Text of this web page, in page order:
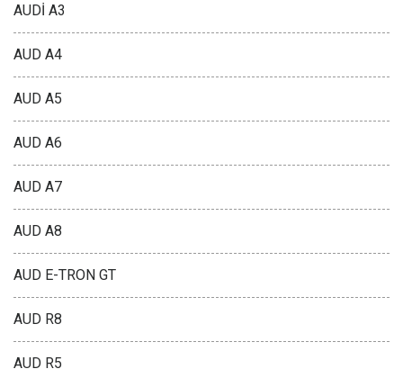
AUDİ A3
AUD A4
AUD A5
AUD A6
AUD A7
AUD A8
AUD E-TRON GT
AUD R8
AUD R5